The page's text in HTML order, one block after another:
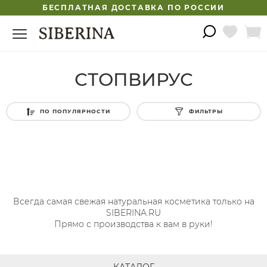
БЕСПЛАТНАЯ ДОСТАВКА ПО РОССИИ
СТОПВИРУС
ПО ПОПУЛЯРНОСТИ ФИЛЬТРЫ
Всегда самая свежая натуральная косметика только на
SIBERINA.RU
Прямо с производства к вам в руки!